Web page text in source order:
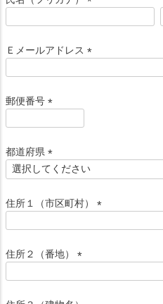
)
須
)
Ｅメールアドレス
郵便番号
須
)
都道府県
(
須
)
住所１（市区町村）
)
住所２（番地）